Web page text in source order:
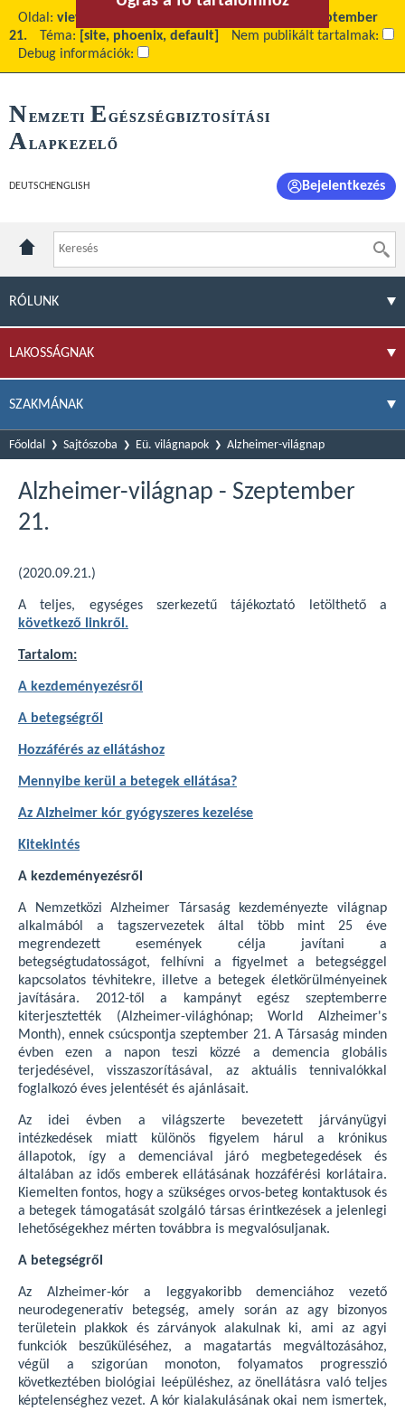
Oldal: view
Alzheimer-világnap - Szeptember
21.
Téma: [site, phoenix, default]
Nem publikált tartalmak:
Debug információk:
NEMZETI E GÉSZSÉGBIZTOSÍTÁSI
ALAPKEZELŐ
DEUTSCH ENGLISH Bejelentkezés
RÓLUNK
LAKOSSÁGNAK
SZAKMÁNAK
Főoldal Sajtószoba Eü. világnapok Alzheimer-világnap
Alzheimer-világnap - Szeptember
21.
(2020.09.21.)
A teljes, egységes szerkezetű tájékoztató letölthető a
következő linkről.
Tartalom:
A kezdeményezésről
A betegségről
Hozzáférés az ellátáshoz
Mennyibe kerül a betegek ellátása?
Az Alzheimer kór gyógyszeres kezelése
Kitekintés
A kezdeményezésről
A Nemzetközi Alzheimer Társaság kezdeményezte világnap
alkalmából a tagszervezetek által több mint 25 éve
megrendezett események célja javítani a
betegségtudatosságot, felhívni a figyelmet a betegséggel
kapcsolatos tévhitekre, illetve a betegek életkörülményeinek
javítására. 2012-től a kampányt egész szeptemberre
kiterjesztették (Alzheimer-világhónap; World Alzheimer's
Month), ennek csúcspontja szeptember 21. A Társaság minden
évben ezen a napon teszi közzé a demencia globális
terjedésével, visszaszorításával, az aktuális tennivalókkal
foglalkozó éves jelentését és ajánlásait.
Az idei évben a világszerte bevezetett járványügyi
intézkedések miatt különös figyelem hárul a krónikus
állapotok, így a demenciával járó megbetegedések és
általában az idős emberek ellátásának hozzáférési korlátaira.
Kiemelten fontos, hogy a szükséges orvos-beteg kontaktusok és
a betegek támogatását szolgáló társas érintkezések a jelenlegi
lehetőségekhez mérten továbbra is megvalósuljanak.
A betegségről
Az Alzheimer-kór a leggyakoribb demenciához vezető
neurodegeneratív betegség, amely során az agy bizonyos
területein plakkok és zárványok alakulnak ki, ami az agyi
funkciók beszűküléséhez, a magatartás megváltozásához,
végül a szigorúan monoton, folyamatos progresszió
következtében biológiai leépüléshez, az önellátásra való teljes
képtelenséghez vezet. A kór kialakulásának okai nem ismertek,